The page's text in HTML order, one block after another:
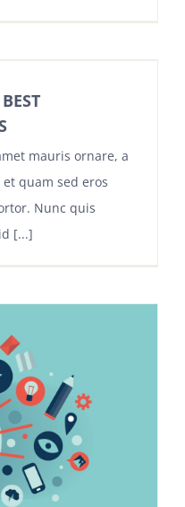
mauris ornare, a
quam sed eros
Nunc quis
[...]